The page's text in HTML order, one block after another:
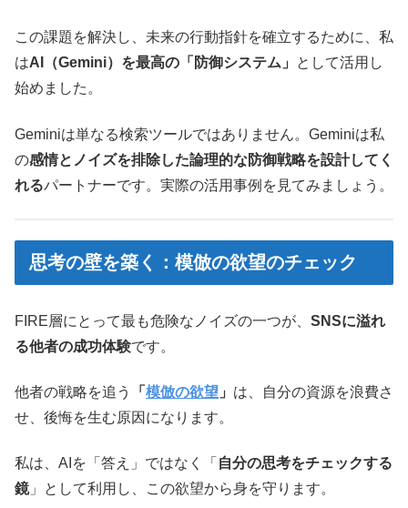
この課題を解決し、未来の行動指針を確立するために、私
はAI（Gemini）を最高の「防御システム」
として活用し
始めました。
Geminiは単なる検索ツールではありません。Geminiは私
の感情とノイズを排除した論理的な防御戦略を設計してく
れるパートナーです。実際の活用事例を見てみましょう。
思考の壁を築く：模倣の欲望のチェック
FIRE層にとって最も危険なノイズの一つが、 SNSに溢れ
る他者の成功体験です。
他者の戦略を追う 「 模倣の欲望 」 は、自分の資源を浪費さ
せ、後悔を生む原因になります。
私は、AIを「答え」ではなく「 自分の思考をチェックする
鏡」として利用し、この欲望から身を守ります。